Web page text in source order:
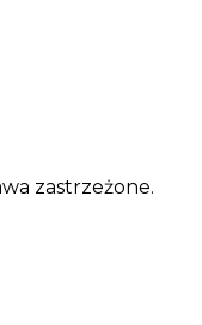
zastrzeżone.